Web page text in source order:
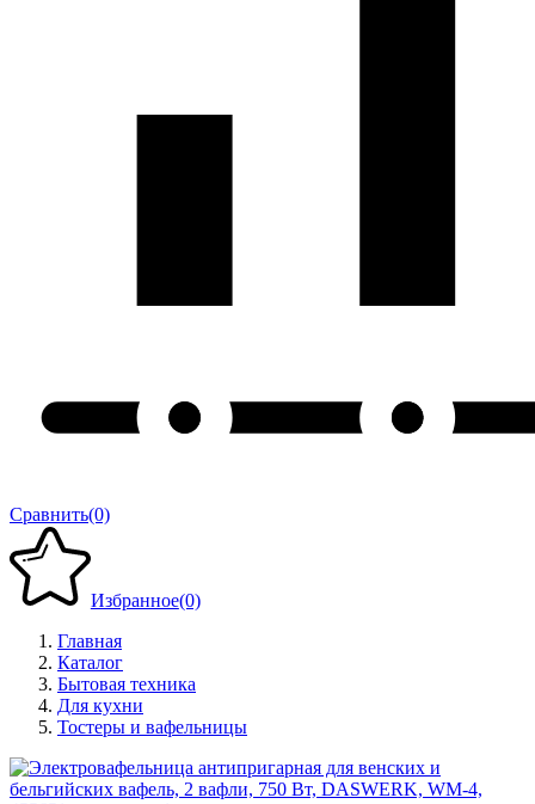
Сравнить(0)
Избранное(0)
Главная
Каталог
Бытовая техника
Для кухни
Тостеры и вафельницы